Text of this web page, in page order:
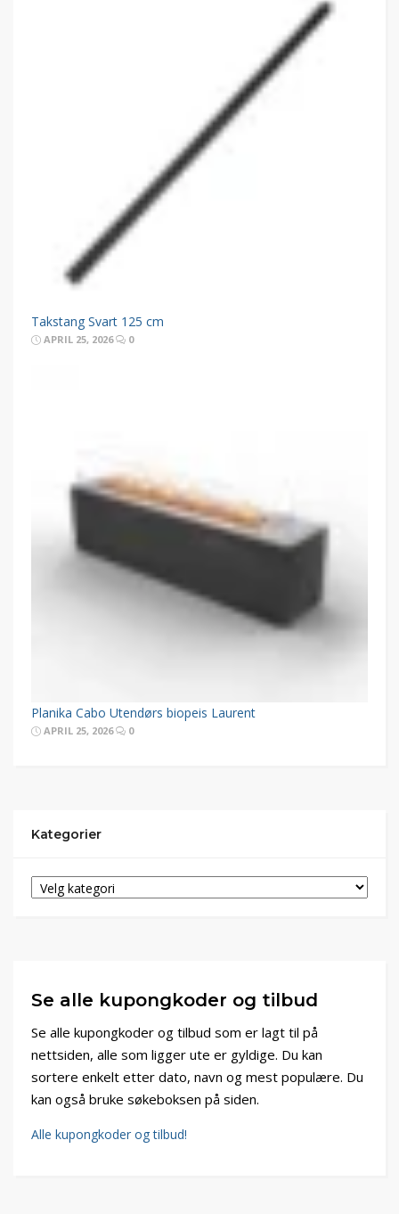
Takstang Svart 125 cm
APRIL 25, 2026 0
Planika Cabo Utendørs biopeis Laurent
APRIL 25, 2026 0
Kategorier
Se alle kupongkoder og tilbud
Se alle kupongkoder og tilbud som er lagt til på
nettsiden, alle som ligger ute er gyldige. Du kan
sortere enkelt etter dato, navn og mest populære. Du
kan også bruke søkeboksen på siden.
Alle kupongkoder og tilbud!